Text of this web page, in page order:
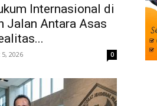
Internasional di
Jalan Antara Asas
2026 0